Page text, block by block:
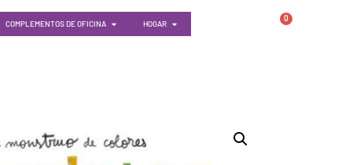
COMPLEMENTOS DE OFICINA HOGAR
0